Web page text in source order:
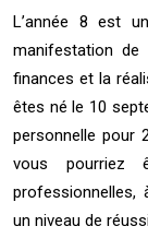
L’année 8 est
manifestation de
finances et la
êtes né le 10
personnelle pour
vous pourriez
professionnelles,
un niveau de